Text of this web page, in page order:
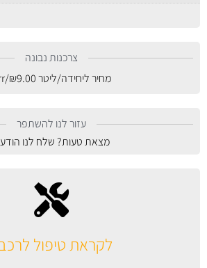
לקראת טיפול
צרכנות נבונה
מחיר ליחידה/ליטר
₪9.00
/err
עזור לנו להשתפר
מצאת טעות? שלח לנו